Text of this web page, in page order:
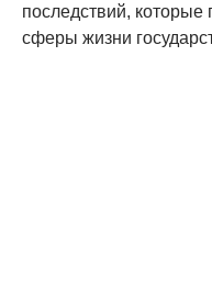
последствий, которые
сферы жизни